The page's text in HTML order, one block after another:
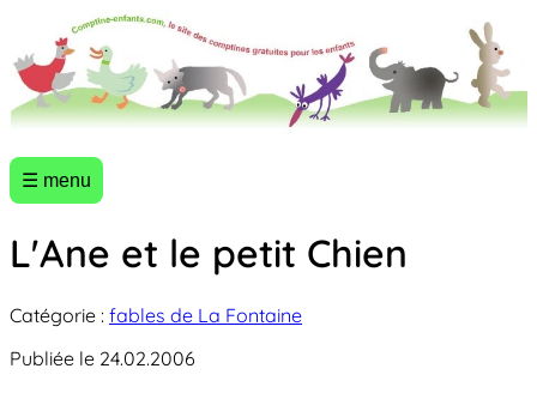
☰ menu
L'Ane et le petit Chien
Catégorie : fables de La Fontaine
Publiée le 24.02.2006